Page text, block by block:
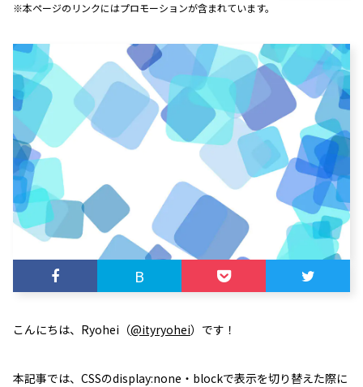
※本ページのリンクにはプロモーションが含まれています。
B
こんにちは、Ryohei（@ityryohei）です！
本記事では、CSSのdisplay:none・blockで表示を切り替えた際に